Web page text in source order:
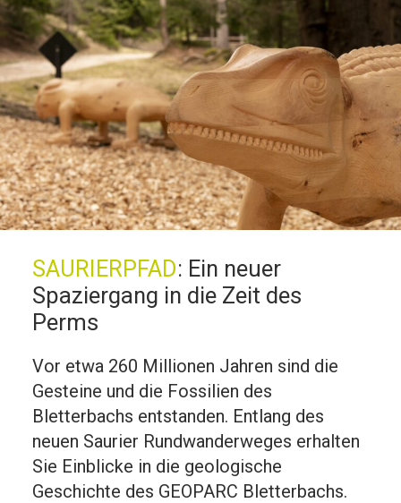
SAURIERPFAD: Ein neuer
Spaziergang in die Zeit des
Perms
Vor etwa 260 Millionen Jahren sind die
Gesteine und die Fossilien des
Bletterbachs entstanden. Entlang des
neuen Saurier Rundwanderweges erhalten
Sie Einblicke in die geologische
Geschichte des GEOPARC Bletterbachs.